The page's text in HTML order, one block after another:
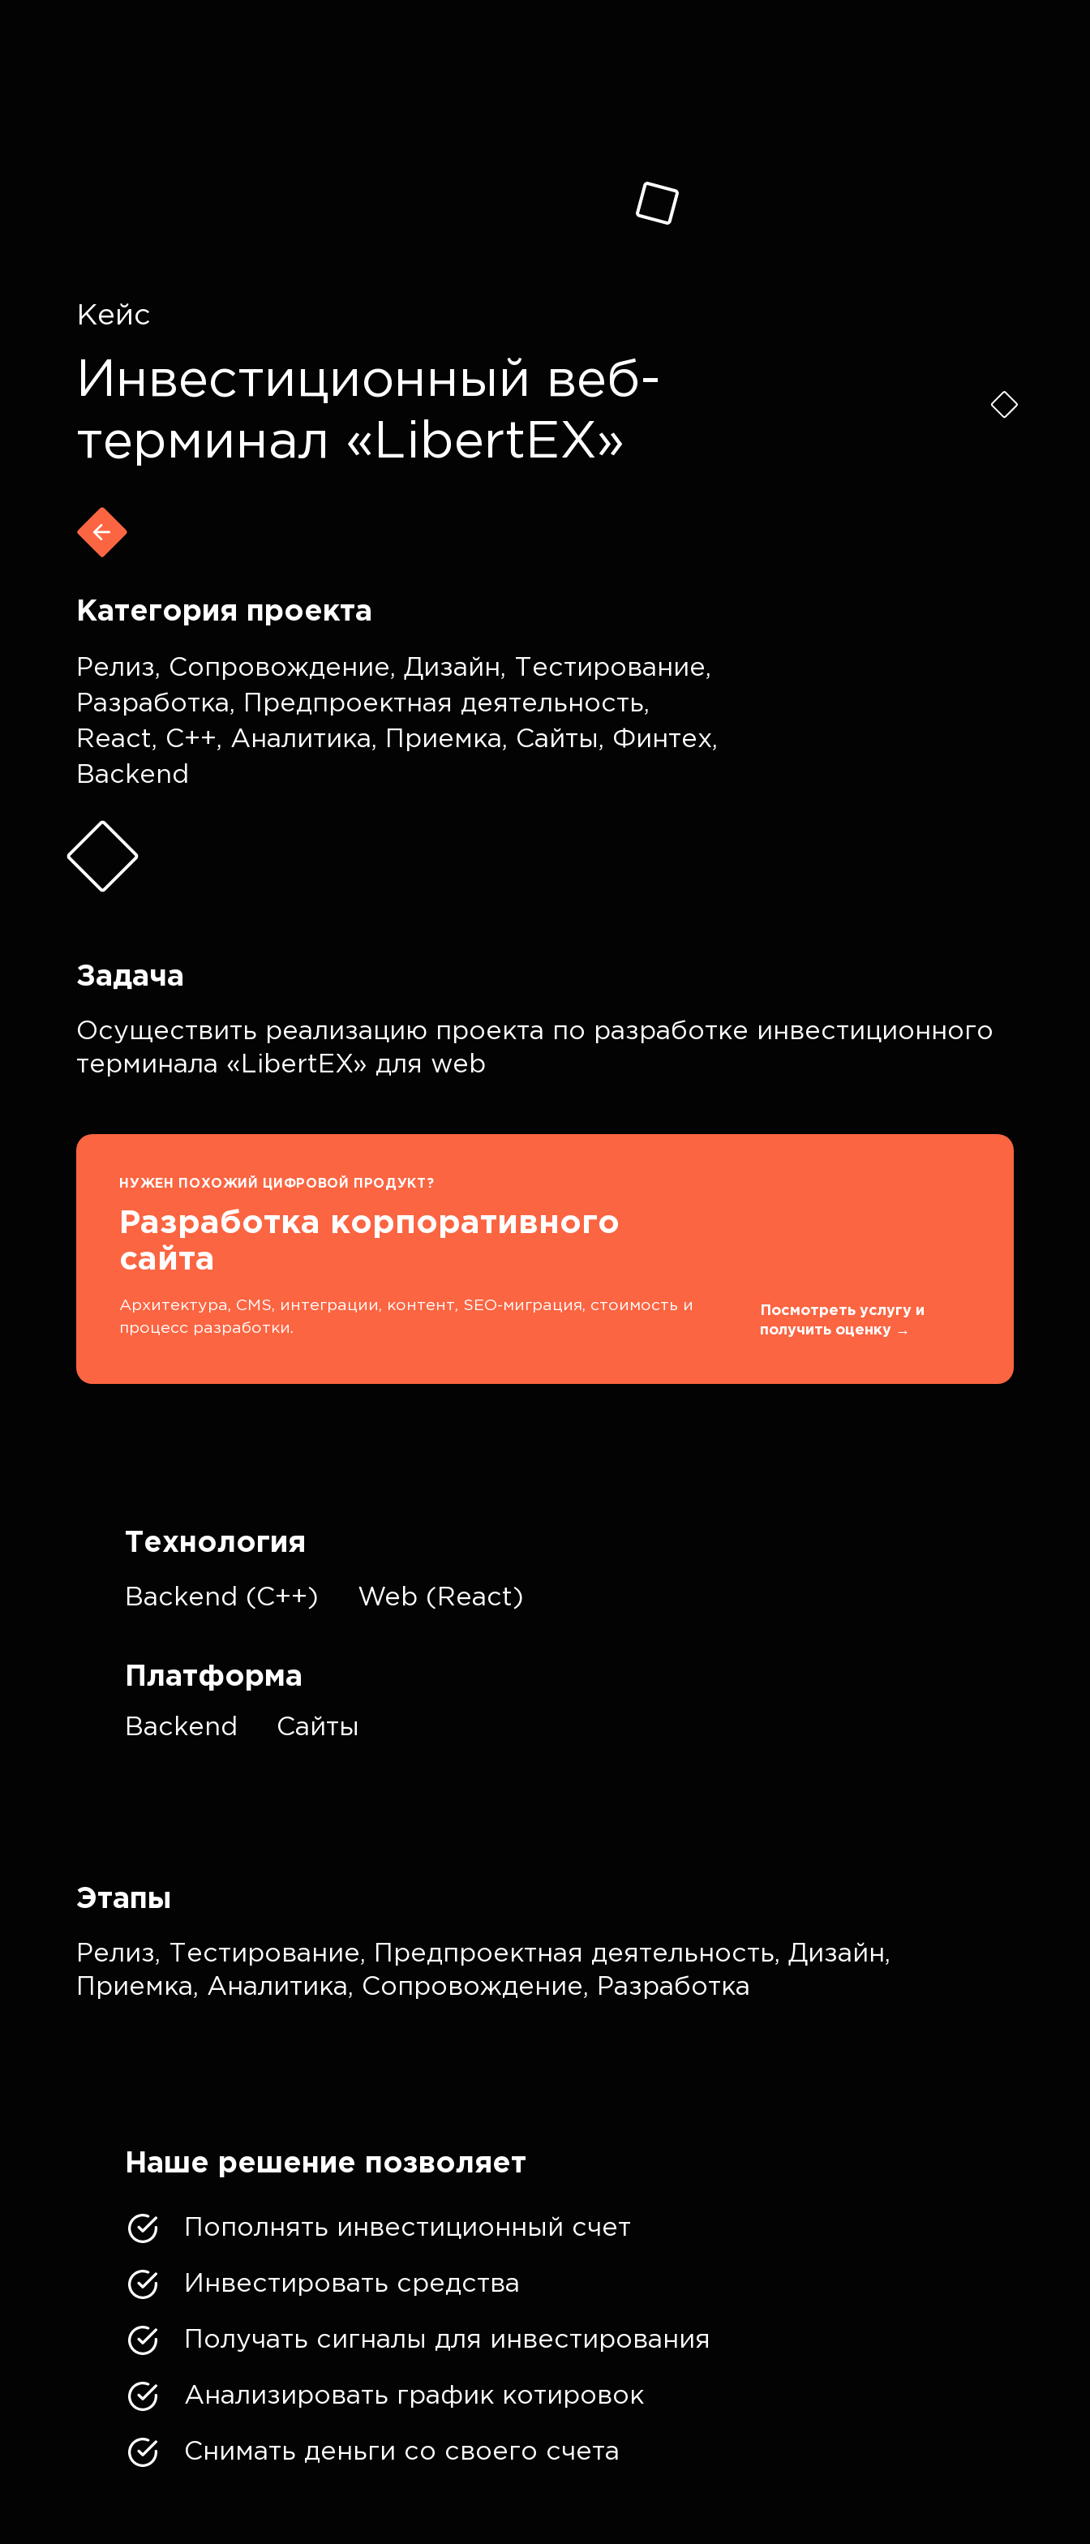
Кейс
Инвестиционный веб-
терминал «LibertEX»
Категория проекта
Релиз, Сопровождение, Дизайн, Тестирование,
Разработка, Предпроектная деятельность,
React, C++, Аналитика, Приемка, Сайты, Финтех,
Backend
Задача
Осуществить реализацию проекта по разработке инвестиционного
терминала «LibertEX» для web
НУЖЕН ПОХОЖИЙ ЦИФРОВОЙ ПРОДУКТ?
Разработка корпоративного
сайта
Архитектура, CMS, интеграции, контент, SEO-миграция, стоимость и
процесс разработки.
Посмотреть услугу и
получить оценку →
Технология
Backend (C++) Web (React)
Платформа
Backend Сайты
Этапы
Релиз, Тестирование, Предпроектная деятельность, Дизайн,
Приемка, Аналитика, Сопровождение, Разработка
Наше решение позволяет
Пополнять инвестиционный счет
Инвестировать средства
Получать сигналы для инвестирования
Анализировать график котировок
Снимать деньги со своего счета